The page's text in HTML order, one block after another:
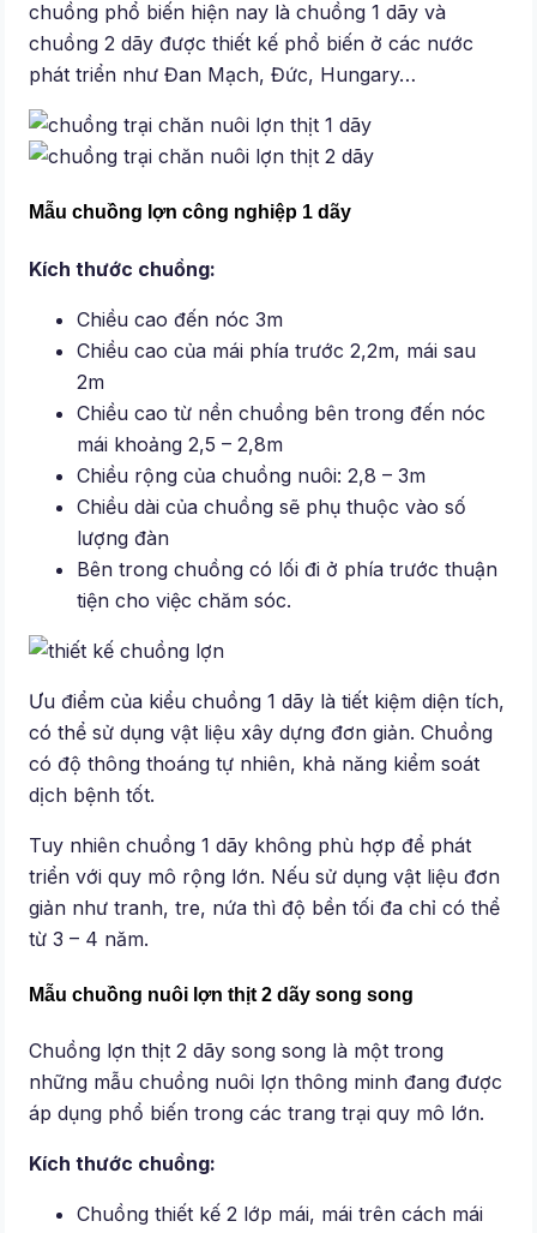
chuồng phổ biến hiện nay là chuồng 1 dãy và
chuồng 2 dãy được thiết kế phổ biến ở các nước
phát triển như Đan Mạch, Đức, Hungary…
Mẫu chuồng lợn công nghiệp 1 dãy
Kích thước chuồng:
Chiều cao đến nóc 3m
Chiều cao của mái phía trước 2,2m, mái sau
2m
Chiều cao từ nền chuồng bên trong đến nóc
mái khoảng 2,5 – 2,8m
Chiều rộng của chuồng nuôi: 2,8 – 3m
Chiều dài của chuồng sẽ phụ thuộc vào số
lượng đàn
Bên trong chuồng có lối đi ở phía trước thuận
tiện cho việc chăm sóc.
Ưu điểm của kiểu chuồng 1 dãy là tiết kiệm diện tích,
có thể sử dụng vật liệu xây dựng đơn giản. Chuồng
có độ thông thoáng tự nhiên, khả năng kiểm soát
dịch bệnh tốt.
Tuy nhiên chuồng 1 dãy không phù hợp để phát
triển với quy mô rộng lớn. Nếu sử dụng vật liệu đơn
giản như tranh, tre, nứa thì độ bền tối đa chỉ có thể
từ 3 – 4 năm.
Mẫu chuồng nuôi lợn thịt 2 dãy song song
Chuồng lợn thịt 2 dãy song song là một trong
những mẫu chuồng nuôi lợn thông minh đang được
áp dụng phổ biến trong các trang trại quy mô lớn.
Kích thước chuồng:
Chuồng thiết kế 2 lớp mái, mái trên cách mái